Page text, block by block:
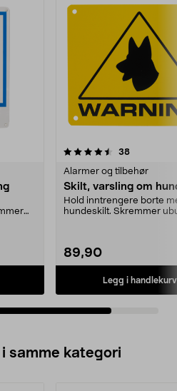
38
Alarmer og tilbehør
Skilt, varsling om
Hold inntrengere borte
hundeskilt. Skremmer
89,90
Legg i handlekurv
samme kategori